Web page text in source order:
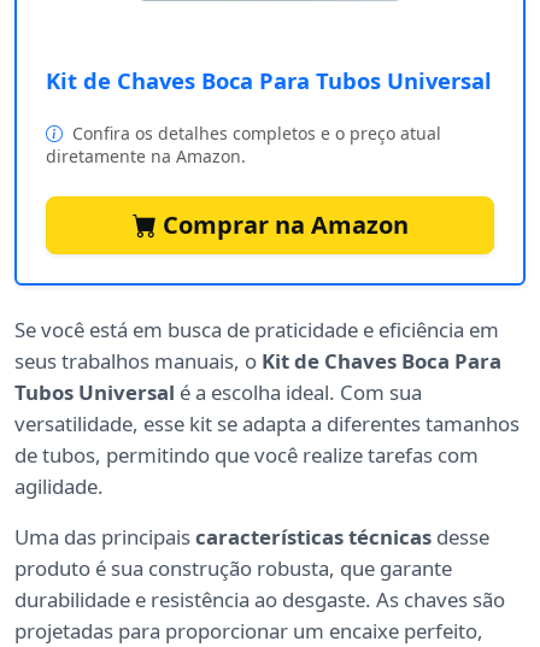
Kit de Chaves Boca Para Tubos Universal
Confira os detalhes completos e o preço atual
diretamente na Amazon.
Comprar na Amazon
Se você está em busca de praticidade e eficiência em
seus trabalhos manuais, o Kit de Chaves Boca Para
Tubos Universal é a escolha ideal. Com sua
versatilidade, esse kit se adapta a diferentes tamanhos
de tubos, permitindo que você realize tarefas com
agilidade.
Uma das principaiscaracterísticas técnicas desse
produto é sua construção robusta, que garante
durabilidade e resistência ao desgaste. As chaves são
projetadas para proporcionar um encaixe perfeito,